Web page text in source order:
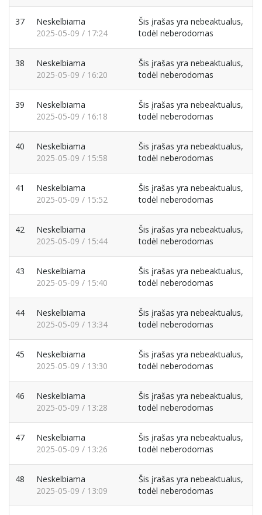
37
Neskelbiama
2025-05-09 / 17:24
Šis įrašas yra nebeaktualus,
todėl neberodomas
38
Neskelbiama
2025-05-09 / 16:20
Šis įrašas yra nebeaktualus,
todėl neberodomas
39
Neskelbiama
2025-05-09 / 16:18
Šis įrašas yra nebeaktualus,
todėl neberodomas
40
Neskelbiama
2025-05-09 / 15:58
Šis įrašas yra nebeaktualus,
todėl neberodomas
41
Neskelbiama
2025-05-09 / 15:52
Šis įrašas yra nebeaktualus,
todėl neberodomas
42
Neskelbiama
2025-05-09 / 15:44
Šis įrašas yra nebeaktualus,
todėl neberodomas
43
Neskelbiama
2025-05-09 / 15:40
Šis įrašas yra nebeaktualus,
todėl neberodomas
44
Neskelbiama
2025-05-09 / 13:34
Šis įrašas yra nebeaktualus,
todėl neberodomas
45
Neskelbiama
2025-05-09 / 13:30
Šis įrašas yra nebeaktualus,
todėl neberodomas
46
Neskelbiama
2025-05-09 / 13:28
Šis įrašas yra nebeaktualus,
todėl neberodomas
47
Neskelbiama
2025-05-09 / 13:26
Šis įrašas yra nebeaktualus,
todėl neberodomas
48
Neskelbiama
2025-05-09 / 13:09
Šis įrašas yra nebeaktualus,
todėl neberodomas